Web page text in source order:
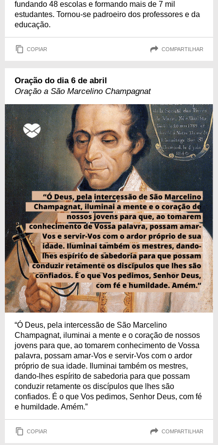
fundando 48 escolas e formando mais de 7 mil
estudantes. Tornou-se padroeiro dos professores e da
educação.
COPIAR COMPARTILHAR
Oração do dia 6 de abril
Oração a São Marcelino Champagnat
“Ó Deus, pela intercessão de São Marcelino
Champagnat, iluminai a mente e o coração de nossos
jovens para que, ao tomarem conhecimento de Vossa
palavra, possam amar-Vos e servir-Vos com o ardor
próprio de sua idade. Iluminai também os mestres,
dando-lhes espírito de sabedoria para que possam
conduzir retamente os discípulos que lhes são
confiados. É o que Vos pedimos, Senhor Deus, com fé
e humildade. Amém.”
COPIAR COMPARTILHAR